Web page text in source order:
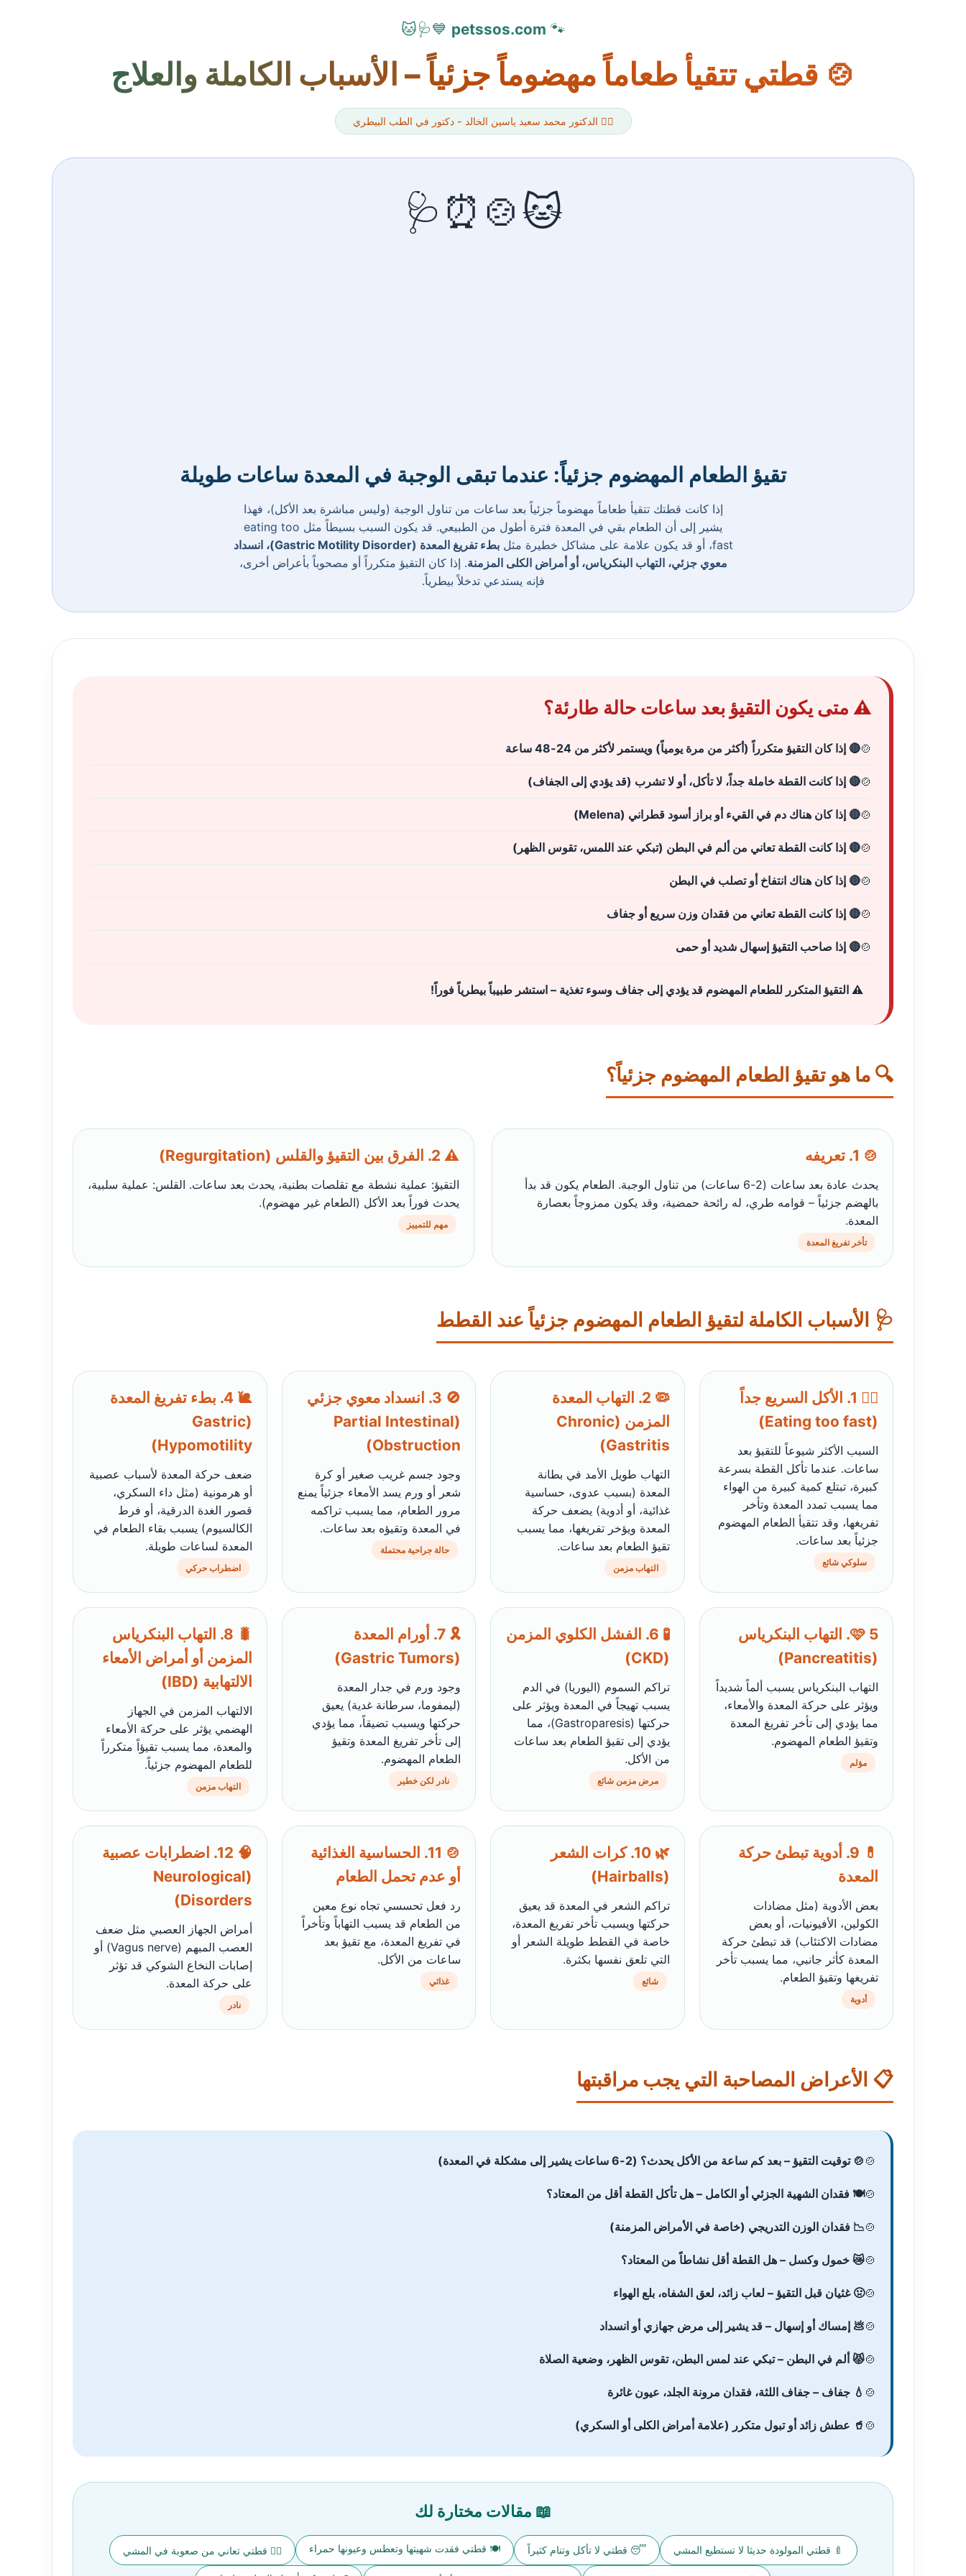
🐾
petssos.com
💙🩺🐱
🍲 قطتي تتقيأ طعاماً مهضوماً جزئياً – الأسباب الكاملة والعلاج
👨‍⚕️ الدكتور محمد سعيد ياسين الخالد - دكتور في الطب البيطري
🐱🍲⏰🩺
تقيؤ الطعام المهضوم جزئياً: عندما تبقى الوجبة في المعدة ساعات طويلة
إذا كانت قطتك تتقيأ طعاماً مهضوماً جزئياً بعد ساعات من تناول الوجبة (وليس مباشرة بعد الأكل)، فهذا
يشير إلى أن الطعام بقي في المعدة فترة أطول من الطبيعي. قد يكون السبب بسيطاً مثل eating too
fast، أو قد يكون علامة على مشاكل خطيرة مثل
بطء تفريغ المعدة (Gastric Motility Disorder)، انسداد
معوي جزئي، التهاب البنكرياس، أو أمراض الكلى المزمنة. إذا كان التقيؤ متكرراً أو مصحوباً بأعراض أخرى،
فإنه يستدعي تدخلاً بيطرياً.
⚠️ متى يكون التقيؤ بعد ساعات حالة طارئة؟
🔴 إذا كان التقيؤ متكرراً (أكثر من مرة يومياً) ويستمر لأكثر من 24-48 ساعة
🔴 إذا كانت القطة خاملة جداً، لا تأكل، أو لا تشرب (قد يؤدي إلى الجفاف)
🔴 إذا كان هناك دم في القيء أو براز أسود قطراني (Melena)
🔴 إذا كانت القطة تعاني من ألم في البطن (تبكي عند اللمس، تقوس الظهر)
🔴 إذا كان هناك انتفاخ أو تصلب في البطن
🔴 إذا كانت القطة تعاني من فقدان وزن سريع أو جفاف
🔴 إذا صاحب التقيؤ إسهال شديد أو حمى
⚠️ التقيؤ المتكرر للطعام المهضوم قد يؤدي إلى جفاف وسوء تغذية – استشر طبيباً بيطرياً فوراً!
🔍 ما هو تقيؤ الطعام المهضوم جزئياً؟
🍲 1. تعريفه
يحدث عادة بعد ساعات (2-6 ساعات) من تناول الوجبة. الطعام يكون قد بدأ
بالهضم جزئياً – قوامه طري، له رائحة حمضية، وقد يكون ممزوجاً بعصارة
المعدة.
تأخر تفريغ المعدة
⚠️ 2. الفرق بين التقيؤ والقلس (Regurgitation)
التقيؤ: عملية نشطة مع تقلصات بطنية، يحدث بعد ساعات. القلس: عملية سلبية،
يحدث فوراً بعد الأكل (الطعام غير مهضوم).
مهم للتمييز
🩺 الأسباب الكاملة لتقيؤ الطعام المهضوم جزئياً عند القطط
🏃‍♂️ 1. الأكل السريع جداً
(Eating too fast)
السبب الأكثر شيوعاً للتقيؤ بعد
ساعات. عندما تأكل القطة بسرعة
كبيرة، تبتلع كمية كبيرة من الهواء
مما يسبب تمدد المعدة وتأخر
تفريغها، وقد تتقيأ الطعام المهضوم
جزئياً بعد ساعات.
سلوكي شائع
🦠 2. التهاب المعدة
المزمن (Chronic
Gastritis)
التهاب طويل الأمد في بطانة
المعدة (بسبب عدوى، حساسية
غذائية، أو أدوية) يضعف حركة
المعدة ويؤخر تفريغها، مما يسبب
تقيؤ الطعام بعد ساعات.
التهاب مزمن
🚫 3. انسداد معوي جزئي
(Partial Intestinal
Obstruction)
وجود جسم غريب صغير أو كرة
شعر أو ورم يسد الأمعاء جزئياً يمنع
مرور الطعام، مما يسبب تراكمه
في المعدة وتقيؤه بعد ساعات.
حالة جراحية محتملة
🐌 4. بطء تفريغ المعدة
(Gastric
Hypomotility)
ضعف حركة المعدة لأسباب عصبية
أو هرمونية (مثل داء السكري،
قصور الغدة الدرقية، أو فرط
الكالسيوم) يسبب بقاء الطعام في
المعدة لساعات طويلة.
اضطراب حركي
🩷 5. التهاب البنكرياس
(Pancreatitis)
التهاب البنكرياس يسبب ألماً شديداً
ويؤثر على حركة المعدة والأمعاء،
مما يؤدي إلى تأخر تفريغ المعدة
وتقيؤ الطعام المهضوم.
مؤلم
🧪 6. الفشل الكلوي المزمن
(CKD)
تراكم السموم (اليوريا) في الدم
يسبب تهيجاً في المعدة ويؤثر على
حركتها (Gastroparesis)، مما
يؤدي إلى تقيؤ الطعام بعد ساعات
من الأكل.
مرض مزمن شائع
🎗️ 7. أورام المعدة
(Gastric Tumors)
وجود ورم في جدار المعدة
(ليمفوما، سرطانة غدية) يعيق
حركتها ويسبب تضيقاً، مما يؤدي
إلى تأخر تفريغ المعدة وتقيؤ
الطعام المهضوم.
نادر لكن خطير
🐛 8. التهاب البنكرياس
المزمن أو أمراض الأمعاء
الالتهابية (IBD)
الالتهاب المزمن في الجهاز
الهضمي يؤثر على حركة الأمعاء
والمعدة، مما يسبب تقيؤاً متكرراً
للطعام المهضوم جزئياً.
التهاب مزمن
💊 9. أدوية تبطئ حركة
المعدة
بعض الأدوية (مثل مضادات
الكولين، الأفيونيات، أو بعض
مضادات الاكتئاب) قد تبطئ حركة
المعدة كأثر جانبي، مما يسبب تأخر
تفريغها وتقيؤ الطعام.
أدوية
🌿 10. كرات الشعر
(Hairballs)
تراكم الشعر في المعدة قد يعيق
حركتها ويسبب تأخر تفريغ المعدة،
خاصة في القطط طويلة الشعر أو
التي تلعق نفسها بكثرة.
شائع
🍲 11. الحساسية الغذائية
أو عدم تحمل الطعام
رد فعل تحسسي تجاه نوع معين
من الطعام قد يسبب التهاباً وتأخراً
في تفريغ المعدة، مع تقيؤ بعد
ساعات من الأكل.
غذائي
🧠 12. اضطرابات عصبية
(Neurological
Disorders)
أمراض الجهاز العصبي مثل ضعف
العصب المبهم (Vagus nerve) أو
إصابات النخاع الشوكي قد تؤثر
على حركة المعدة.
نادر
📋 الأعراض المصاحبة التي يجب مراقبتها
🍲 توقيت التقيؤ – بعد كم ساعة من الأكل يحدث؟ (2-6 ساعات يشير إلى مشكلة في المعدة)
🍽️ فقدان الشهية الجزئي أو الكامل – هل تأكل القطة أقل من المعتاد؟
📉 فقدان الوزن التدريجي (خاصة في الأمراض المزمنة)
😿 خمول وكسل – هل القطة أقل نشاطاً من المعتاد؟
🤢 غثيان قبل التقيؤ – لعاب زائد، لعق الشفاه، بلع الهواء
💩 إمساك أو إسهال – قد يشير إلى مرض جهازي أو انسداد
😾 ألم في البطن – تبكي عند لمس البطن، تقوس الظهر، وضعية الصلاة
💧 جفاف – جفاف اللثة، فقدان مرونة الجلد، عيون غائرة
🥤 عطش زائد أو تبول متكرر (علامة أمراض الكلى أو السكري)
📖 مقالات مختارة لك
🍼 قطتي المولودة حديثا لا تستطيع المشي 😴 قطتي لا تأكل وتنام كثيراً 🍽️ قطتي فقدت شهيتها وتعطس وعيونها حمراء 🚶‍♀️ قطتي تعاني من صعوبة في المشي